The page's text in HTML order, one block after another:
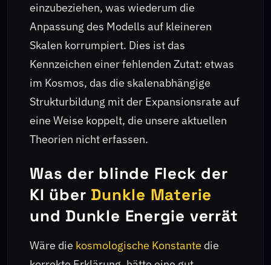
einzubeziehen, was wiederum die
Anpassung des Modells auf kleineren
Skalen korrumpiert. Dies ist das
Kennzeichen einer fehlenden Zutat: etwas
im Kosmos, das die skalenabhängige
Strukturbildung mit der Expansionsrate auf
eine Weise koppelt, die unsere aktuellen
Theorien nicht erfassen.
Was der blinde Fleck der
KI über Dunkle Materie
und Dunkle Energie verrät
Wäre die kosmologische Konstante die